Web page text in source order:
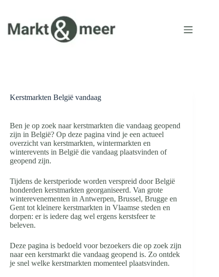
de
inhoud
Kerstmarkten België vandaag
Ben je op zoek naar kerstmarkten die vandaag geopend
zijn in België? Op deze pagina vind je een actueel
overzicht van kerstmarkten, wintermarkten en
winterevents in België die vandaag plaatsvinden of
geopend zijn.
Tijdens de kerstperiode worden verspreid door België
honderden kerstmarkten georganiseerd. Van grote
winterevenementen in Antwerpen, Brussel, Brugge en
Gent tot kleinere kerstmarkten in Vlaamse steden en
dorpen: er is iedere dag wel ergens kerstsfeer te
beleven.
Deze pagina is bedoeld voor bezoekers die op zoek zijn
naar een kerstmarkt die vandaag geopend is. Zo ontdek
je snel welke kerstmarkten momenteel plaatsvinden.